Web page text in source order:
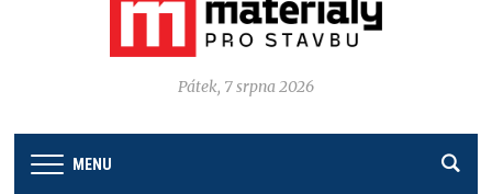
Pátek, 7 srpna 2026
MENU